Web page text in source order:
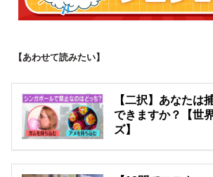
【あわせて読みたい】
【二択】あなたは
できますか？【世
ズ】